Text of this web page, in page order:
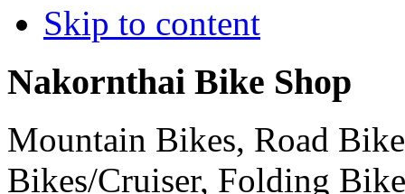
Skip to content
Nakornthai Bike Shop
Mountain Bikes, Road
Bikes/Cruiser, Folding